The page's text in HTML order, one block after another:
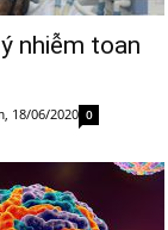
nhiễm toan
18/06/2020 0